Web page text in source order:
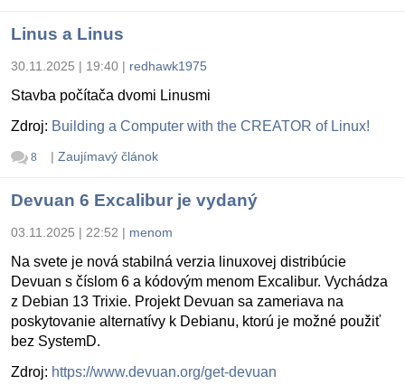
Linus a Linus
30.11.2025 | 19:40 | redhawk1975
Stavba počítača dvomi Linusmi
Zdroj: Building a Computer with the CREATOR of Linux!
8 | Zaujímavý článok
Devuan 6 Excalibur je vydaný
03.11.2025 | 22:52 | menom
Na svete je nová stabilná verzia linuxovej distribúcie
Devuan s číslom 6 a kódovým menom Excalibur. Vychádza
z Debian 13 Trixie. Projekt Devuan sa zameriava na
poskytovanie alternatívy k Debianu, ktorú je možné použiť
bez SystemD.
Zdroj: https://www.devuan.org/get-devuan